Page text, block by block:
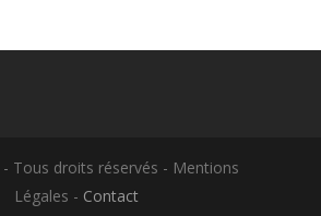
- Tous droits réservés - Mentions
Légales - Contact